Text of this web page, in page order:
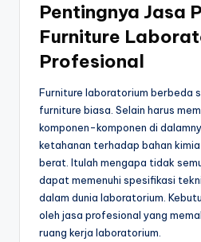
Pentingnya Jasa
Furniture
Profesional
Furniture laboratorium berbeda
furniture biasa. Selain harus
komponen-komponen di
ketahanan terhadap bahan
berat. Itulah mengapa tidak
dapat memenuhi spesifikasi
dalam dunia laboratorium.
oleh jasa profesional yang
ruang kerja laboratorium.